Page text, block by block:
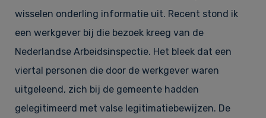
wisselen onderling informatie uit. Recent stond ik
een werkgever bij die bezoek kreeg van de
Nederlandse Arbeidsinspectie. Het bleek dat een
viertal personen die door de werkgever waren
uitgeleend, zich bij de gemeente hadden
gelegitimeerd met valse legitimatiebewijzen. De